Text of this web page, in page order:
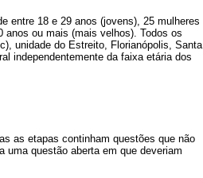
entre 18 e 29 anos (jovens), 25 mulheres
anos ou mais (mais velhos). Todos os
unidade do Estreito, Florianópolis, Santa
independentemente da faixa etária dos
as etapas continham questões que não
uma questão aberta em que deveriam